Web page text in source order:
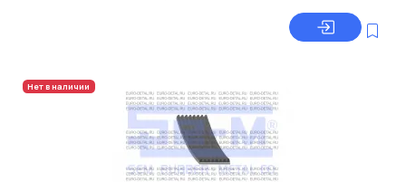
Нет в наличии